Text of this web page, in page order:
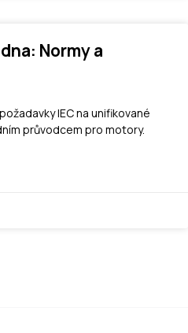
Normy a
IEC na unifikované
průvodcem pro motory.